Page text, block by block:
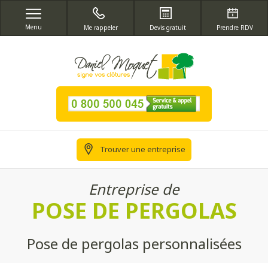
Menu Me rappeler Devis gratuit Prendre RDV
Trouver une entreprise
Entreprise de
POSE DE PERGOLAS
Pose de pergolas personnalisées